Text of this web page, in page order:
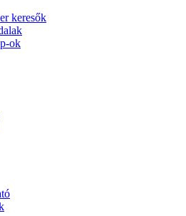
keresők
ok